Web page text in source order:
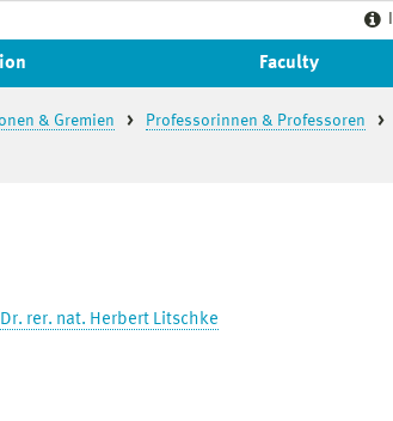
Faculty
& Gremien Professorinnen & Professoren
rer. nat. Herbert Litschke